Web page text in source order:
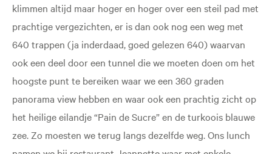
klimmen altijd maar hoger en hoger over een steil pad met
prachtige vergezichten, er is dan ook nog een weg met
640 trappen (ja inderdaad, goed gelezen 640) waarvan
ook een deel door een tunnel die we moeten doen om het
hoogste punt te bereiken waar we een 360 graden
panorama view hebben en waar ook een prachtig zicht op
het heilige eilandje “Pain de Sucre” en de turkoois blauwe
zee. Zo moesten we terug langs dezelfde weg. Ons lunch